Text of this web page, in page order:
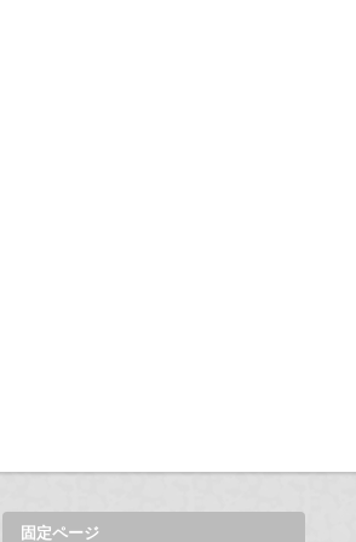
固定ページ